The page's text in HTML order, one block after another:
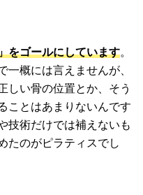
をゴールにしています。
一概には言えませんが、
しい骨の位置とか、そう
ことはあまりないんです
技術だけでは補えないも
たのがピラティスでし